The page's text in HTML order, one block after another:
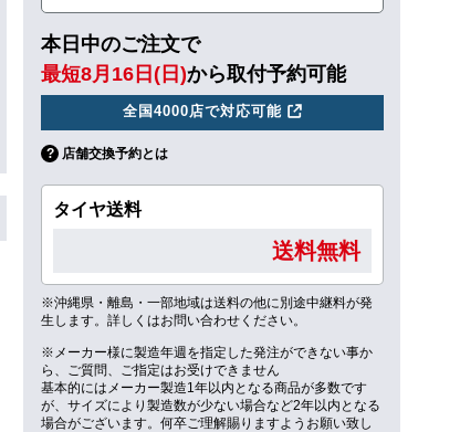
本日中のご注文で
最短8月16日(日)から取付予約可能
全国4000店で対応可能
店舗交換予約とは
タイヤ送料
送料無料
※沖縄県・離島・一部地域は送料の他に別途中継料が発
生します。詳しくはお問い合わせください。
※メーカー様に製造年週を指定した発注ができない事か
ら、ご質問、ご指定はお受けできません
基本的にはメーカー製造1年以内となる商品が多数です
が、サイズにより製造数が少ない場合など2年以内となる
場合がございます。何卒ご理解賜りますようお願い致し